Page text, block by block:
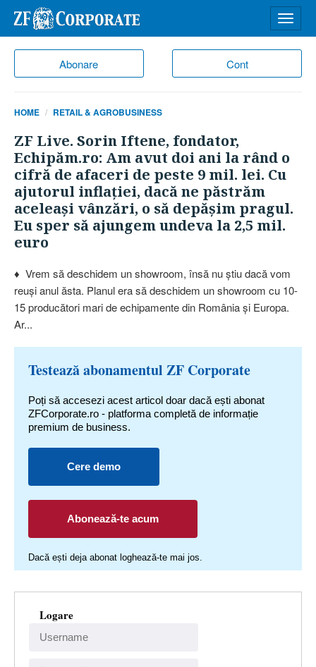
Abonare Cont
meniu
HOME RETAIL & AGROBUSINESS
ZF Live. Sorin Iftene, fondator,
Echipăm.ro: Am avut doi ani la rând o
cifră de afaceri de peste 9 mil. lei. Cu
ajutorul inflaţiei, dacă ne păstrăm
aceleaşi vânzări, o să depăşim pragul.
Eu sper să ajungem undeva la 2,5 mil.
euro
♦ Vrem să deschidem un showroom, însă nu ştiu dacă vom
reuşi anul ăsta. Planul era să deschidem un showroom cu 10-
15 producători mari de echipamente din România şi Europa.
Ar...
Testează abonamentul ZF Corporate
Poți să accesezi acest articol doar dacă ești abonat
ZFCorporate.ro - platforma completă de informație
premium de business.
Cere demo
Abonează-te acum
Dacă ești deja abonat loghează-te mai jos.
Logare